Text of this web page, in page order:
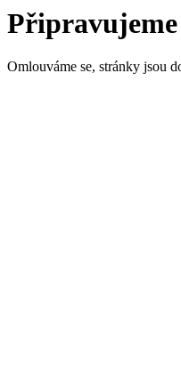
Omlouváme se, stránky jsou